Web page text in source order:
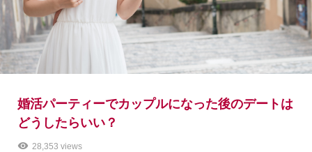
婚活パーティーでカップルになった後のデートは
どうしたらいい？
28,353 views